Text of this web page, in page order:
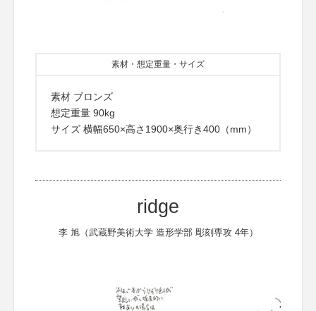
素材・想定重量・サイズ
素材 ブロンズ
想定重量 90kg
サイズ 横幅650×高さ1900×奥行き400（mm）
ridge
李 旭（武蔵野美術大学 造形学部 彫刻専攻 4年）